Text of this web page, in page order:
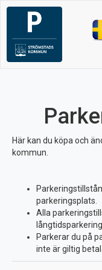
Här kan du köpa och
kommun.
parkeringsplats.
Alla
Parkerar du på
inte är giltig